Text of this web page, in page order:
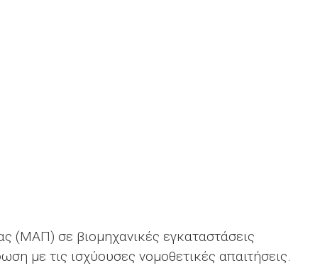
(ΜΑΠ) σε βιομηχανικές εγκαταστάσεις
με τις ισχύουσες νομοθετικές απαιτήσεις.